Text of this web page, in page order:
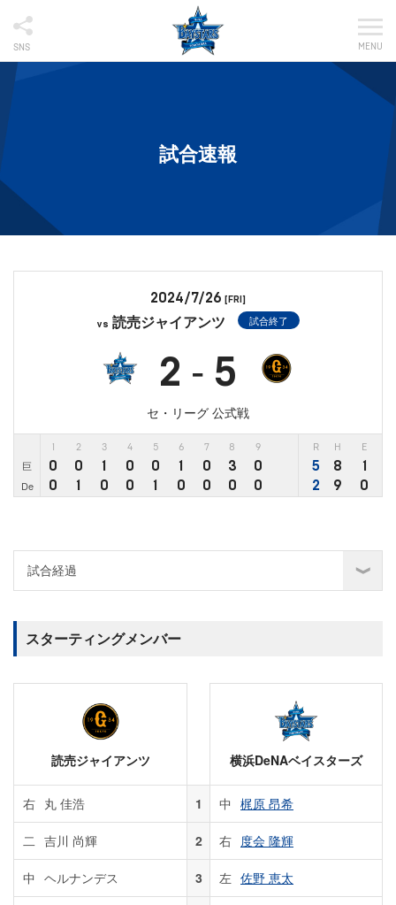
SNS MENU
試合速報
2024/7/26 [FRI]
vs 読売ジャイアンツ 試合終了
2 - 5
セ・リーグ 公式戦
2 3 4 5 6 7 8 9 R H E
巨 0 0 1 0 0 1 0 3 0 5 8 1
De 0 1 0 0 1 0 0 0 0 2 9 0
スターティングメンバー
読売ジャイアンツ 横浜DeNAベイスターズ
右 丸 佳浩 1 中 梶原 昂希
二 吉川 尚輝 2 右 度会 隆輝
中 ヘルナンデス 3 左 佐野 恵太